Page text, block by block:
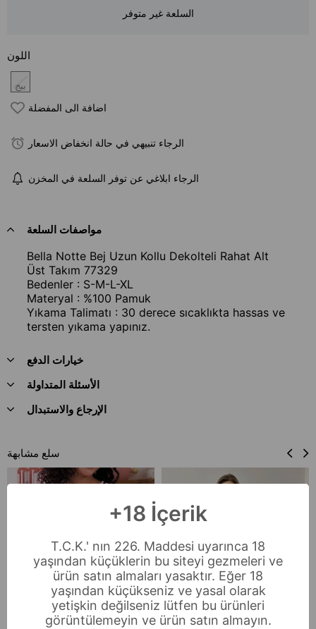
السلعة غير متوفر
اللون
بيج
اضافة الى المفضلة
الرجاء تنبيهي في حالة انخفاض الاسعار
الرجاء ابلاغي عن توفر السلعة في المخزن
مواصفات السلعة
Bella Notte Bej Uzun Kollu Dekolteli Rahat Alt
Üst Takım 77329
Bedenler : S-M-L-XL
Materyal : %100 Pamuk
Yıkama Talimatı : 30 derece sıcaklıkta hassas ve
tersten yıkama yapınız.
خيارات الدفع
الأسئلة المتداولة
الإرجاع والاستبدال
سلع مشابهة
+18 İçerik
T.C.K.' nın 226. Maddesi uyarınca 18
yaşından küçüklerin bu siteyi gezmeleri ve
ürün satın almaları yasaktır. Eğer 18
yaşından küçükseniz ve yasal olarak
yetişkin değilseniz lütfen bu ürünleri
görüntülemeyin ve ürün satın almayın.